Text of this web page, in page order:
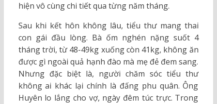
hiện vô cùng chi tiết qua từng năm tháng.
Sau khi kết hôn không lâu, tiểu thư mang thai
con gái đầu lòng. Bà ốm nghén nặng suốt 4
tháng trời, từ 48-49kg xuống còn 41kg, không ăn
được gì ngoài quả hạnh đào mà mẹ đẻ đem sang.
Nhưng đặc biệt là, người chăm sóc tiểu thư
không ai khác lại chính là đấng phu quân. Ông
Huyên lo lắng cho vợ, ngày đêm túc trực. Trong